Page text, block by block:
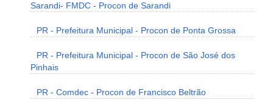
Sarandi- FMDC - Procon de Sarandi
PR - Prefeitura Municipal - Procon de Ponta Grossa
PR - Prefeitura Municipal - Procon de São José dos
Pinhais
PR - Comdec - Procon de Francisco Beltrão